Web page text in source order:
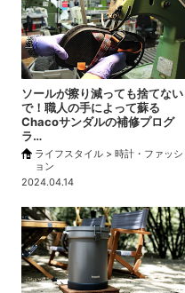
ソールが擦り減っても捨てない
で！職人の手によって蘇る
Chacoサンダルの補修プログ
ラ…
ライフスタイル > 時計・ファッシ
ョン
2024.04.14